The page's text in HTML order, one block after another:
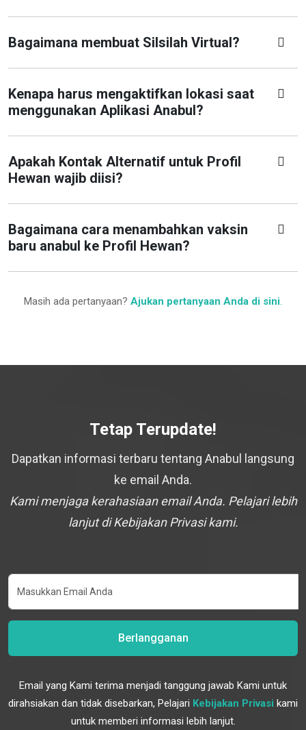
Bagaimana membuat Silsilah Virtual?
Kenapa harus mengaktifkan lokasi saat
menggunakan Aplikasi Anabul?
Apakah Kontak Alternatif untuk Profil
Hewan wajib diisi?
Bagaimana cara menambahkan vaksin
baru anabul ke Profil Hewan?
Masih ada pertanyaan? Ajukan pertanyaan Anda di sini.
Tetap Terupdate!
Dapatkan informasi terbaru tentang Anabul langsung
ke email Anda.
Kami menjaga kerahasiaan email Anda. Pelajari lebih
lanjut di Kebijakan Privasi kami.
Berlangganan
Email yang Kami terima menjadi tanggung jawab Kami untuk
dirahsiakan dan tidak disebarkan, Pelajari Kebijakan Privasi kami
untuk memberi informasi lebih lanjut.